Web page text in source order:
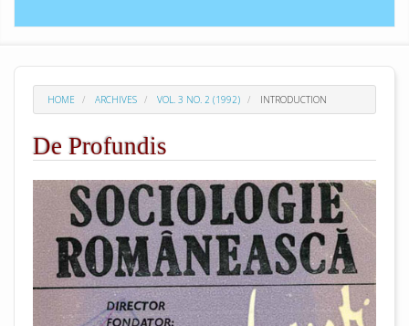
HOME ARCHIVES VOL. 3 NO. 2 (1992) INTRODUCTION
De Profundis